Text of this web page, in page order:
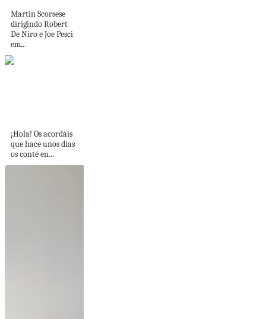
Martin Scorsese
dirigindo Robert
De Niro e Joe Pesci
em...
¡Hola! Os acordáis
que hace unos días
os conté en...